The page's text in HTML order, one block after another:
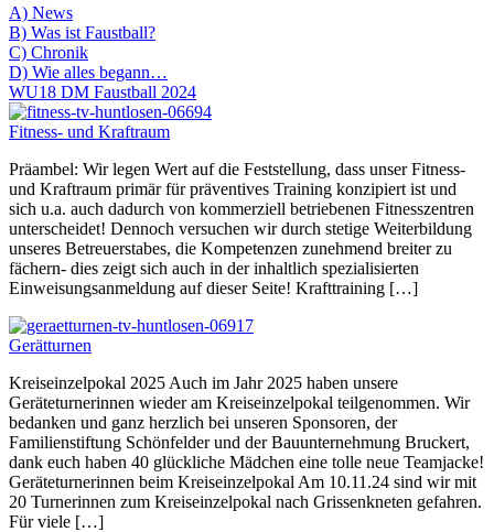
A) News
B) Was ist Faustball?
C) Chronik
D) Wie alles begann…
WU18 DM Faustball 2024
Fitness- und Kraftraum
Präambel: Wir legen Wert auf die Feststellung, dass unser Fitness-
und Kraftraum primär für präventives Training konzipiert ist und
sich u.a. auch dadurch von kommerziell betriebenen Fitnesszentren
unterscheidet! Dennoch versuchen wir durch stetige Weiterbildung
unseres Betreuerstabes, die Kompetenzen zunehmend breiter zu
fächern- dies zeigt sich auch in der inhaltlich spezialisierten
Einweisungsanmeldung auf dieser Seite! Krafttraining […]
Gerätturnen
Kreiseinzelpokal 2025 Auch im Jahr 2025 haben unsere
Geräteturnerinnen wieder am Kreiseinzelpokal teilgenommen. Wir
bedanken und ganz herzlich bei unseren Sponsoren, der
Familienstiftung Schönfelder und der Bauunternehmung Bruckert,
dank euch haben 40 glückliche Mädchen eine tolle neue Teamjacke!
Geräteturnerinnen beim Kreiseinzelpokal Am 10.11.24 sind wir mit
20 Turnerinnen zum Kreiseinzelpokal nach Grissenkneten gefahren.
Für viele […]